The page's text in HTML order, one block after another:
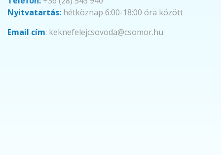
Nyitvatartás: hétköznap 6:00-18:00 óra között
Email cím: keknefelejcsovoda@csomor.hu